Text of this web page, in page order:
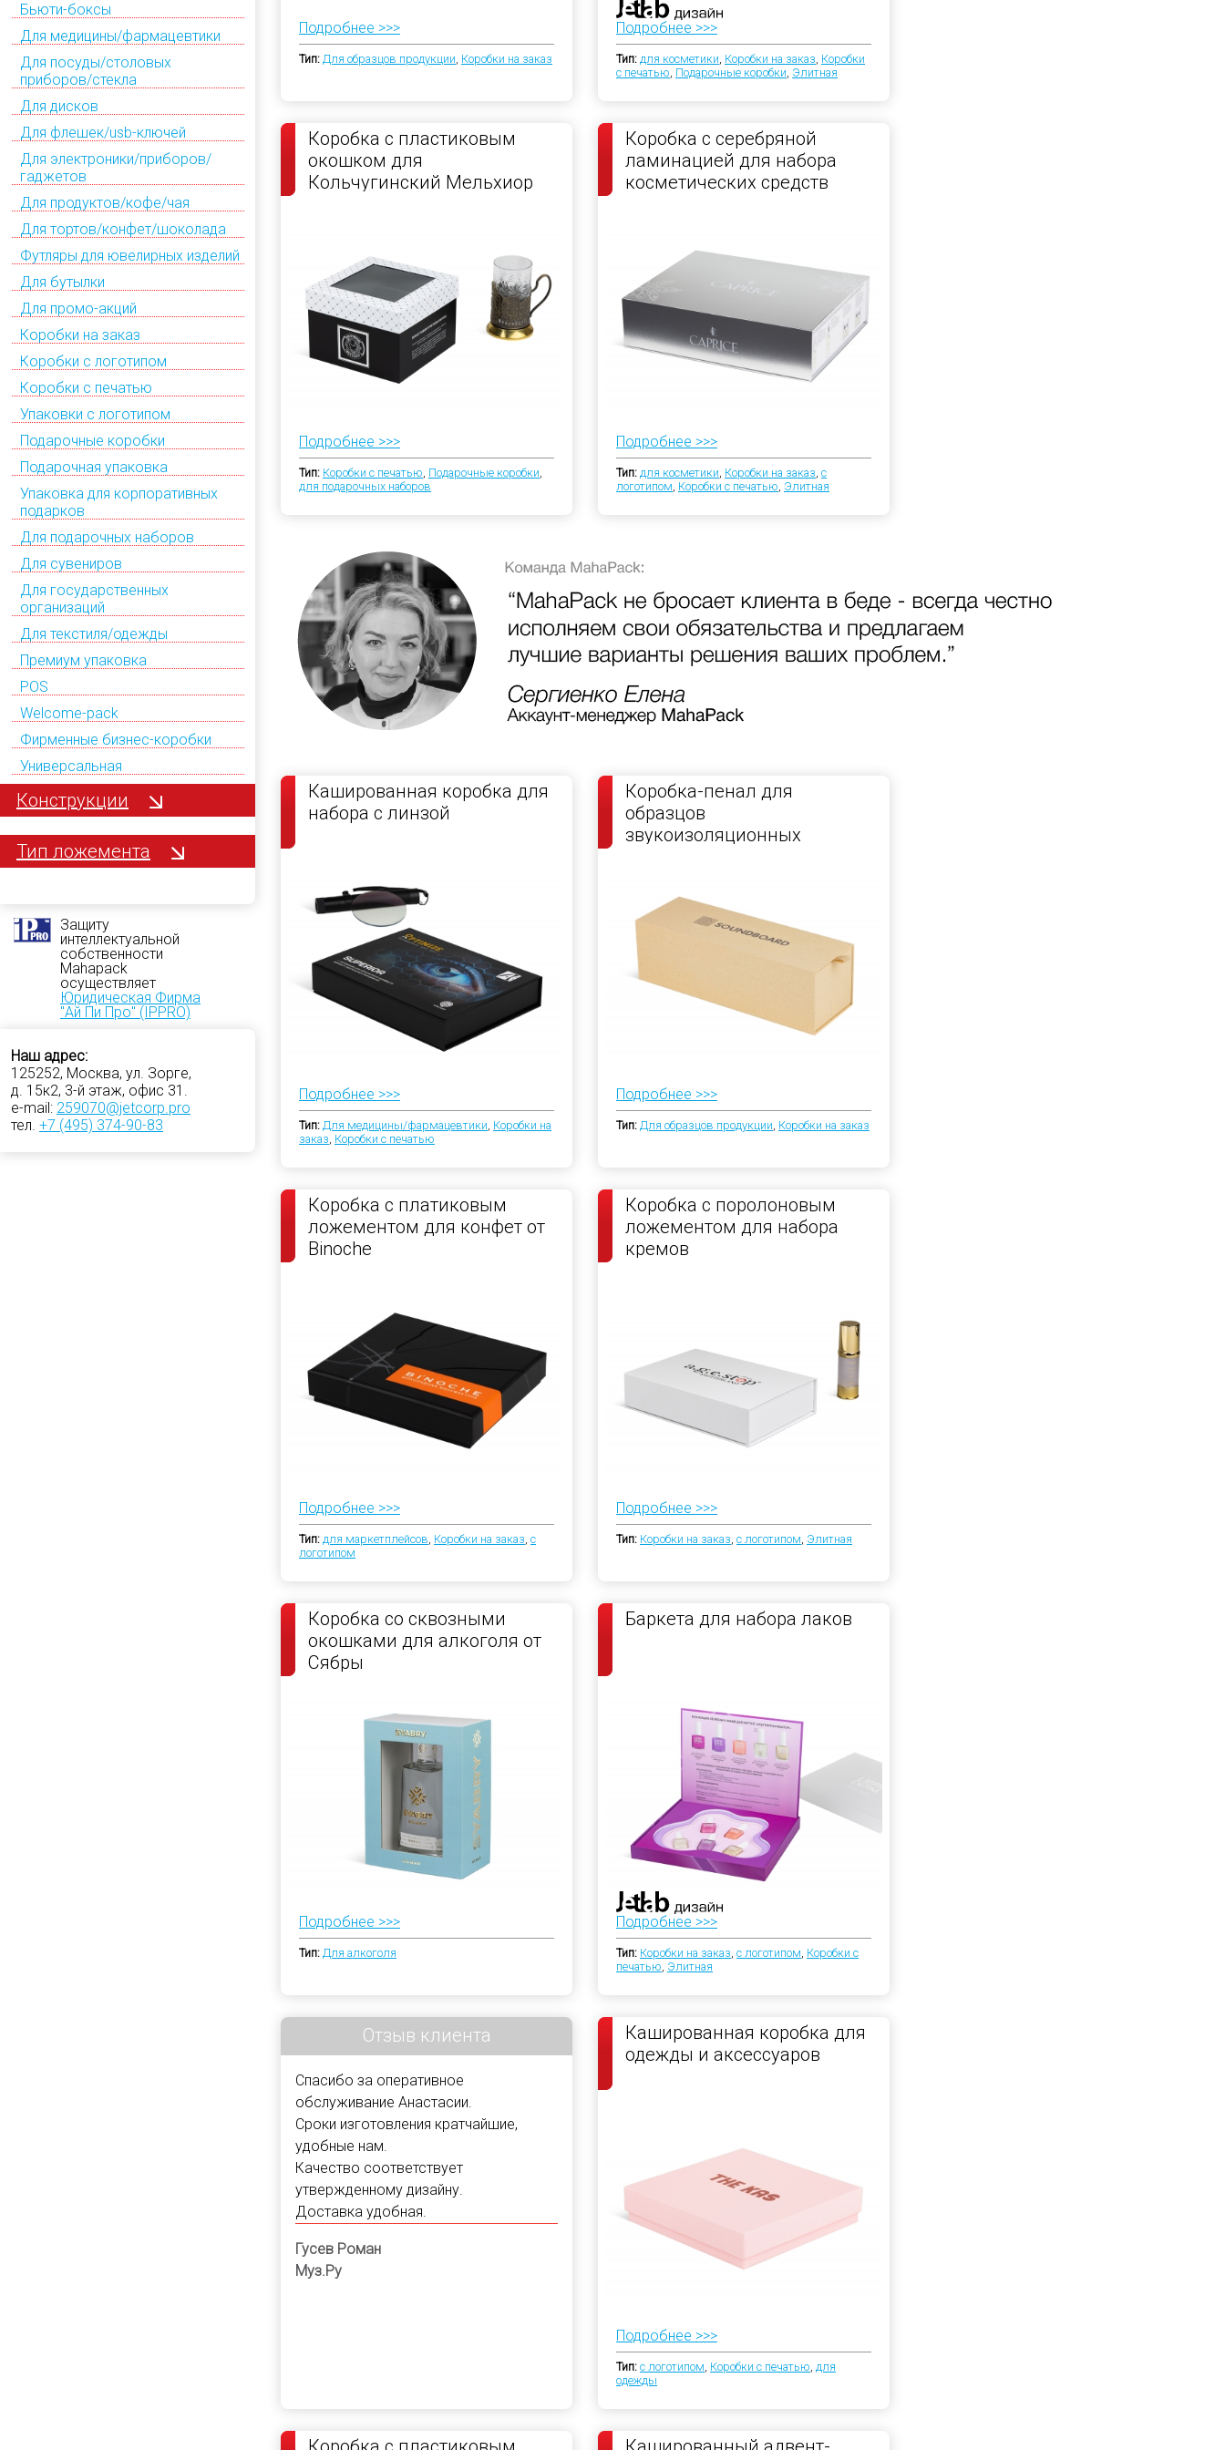
Бьюти-боксы
Для медицины/фармацевтики
Для посуды/столовых
приборов/стекла
Для дисков
Для флешек/usb-ключей
Для электроники/приборов/
гаджетов
Для продуктов/кофе/чая
Для тортов/конфет/шоколада
Футляры для ювелирных изделий
Для бутылки
Для промо-акций
Коробки на заказ
Коробки с логотипом
Коробки с печатью
Упаковки с логотипом
Подарочные коробки
Подарочная упаковка
Упаковка для корпоративных
подарков
Для подарочных наборов
Для сувениров
Для государственных
организаций
Для текстиля/одежды
Премиум упаковка
POS
Welcome-pack
Фирменные бизнес-коробки
Универсальная
Конструкции
Тип ложемента
Защиту
интеллектуальной
собственности
Mahapack
осуществляет
Юридическая Фирма
"Ай Пи Про" (IPPRO)
Наш адрес:
125252, Москва, ул. Зорге,
д. 15к2, 3-й этаж, офис 31.
e-mail: 259070@jetcorp.pro
тел. +7 (495) 374-90-83
Подробнее >>>
Тип: Для образцов продукции Коробки на заказ
Подробнее >>>
Тип: для косметики Коробки на заказ Коробки
с печатью Подарочные коробки Элитная
Коробка с пластиковым
окошком для
Кольчугинский Мельхиор
Подробнее >>>
Тип: Коробки с печатью Подарочные коробки
для подарочных наборов
Коробка с серебряной
ламинацией для набора
косметических средств
Подробнее >>>
Тип: для косметики Коробки на заказ с
логотипом Коробки с печатью Элитная
Кашированная коробка для
набора с линзой
Подробнее >>>
Тип: Для медицины/фармацевтики Коробки на
заказ Коробки с печатью
Коробка-пенал для
образцов
звукоизоляционных
Подробнее >>>
Тип: Для образцов продукции Коробки на заказ
Коробка с платиковым
ложементом для конфет от
Binoche
Подробнее >>>
Тип: для маркетплейсов Коробки на заказ с
логотипом
Коробка с поролоновым
ложементом для набора
кремов
Подробнее >>>
Тип: Коробки на заказ с логотипом Элитная
Коробка со сквозными
окошками для алкоголя от
Сябры
Подробнее >>>
Тип: Для алкоголя
Баркета для набора лаков
Подробнее >>>
Тип: Коробки на заказ с логотипом Коробки с
печатью Элитная
Отзыв клиента
Спасибо за оперативное
обслуживание Анастасии.
Сроки изготовления кратчайшие,
удобные нам.
Качество соответствует
утвержденному дизайну.
Доставка удобная.
Гусев Роман
Муз.Ру
Кашированная коробка для
одежды и аксессуаров
Подробнее >>>
Тип: с логотипом Коробки с печатью для
одежды